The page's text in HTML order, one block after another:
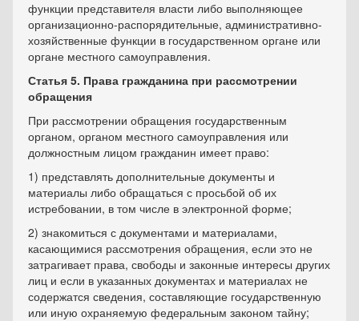
функции представителя власти либо выполняющее
организационно-распорядительные, административно-
хозяйственные функции в государственном органе или
органе местного самоуправления.
Статья 5. Права гражданина при рассмотрении
обращения
При рассмотрении обращения государственным
органом, органом местного самоуправления или
должностным лицом гражданин имеет право:
1) представлять дополнительные документы и
материалы либо обращаться с просьбой об их
истребовании, в том числе в электронной форме;
2) знакомиться с документами и материалами,
касающимися рассмотрения обращения, если это не
затрагивает права, свободы и законные интересы других
лиц и если в указанных документах и материалах не
содержатся сведения, составляющие государственную
или иную охраняемую федеральным законом тайну;